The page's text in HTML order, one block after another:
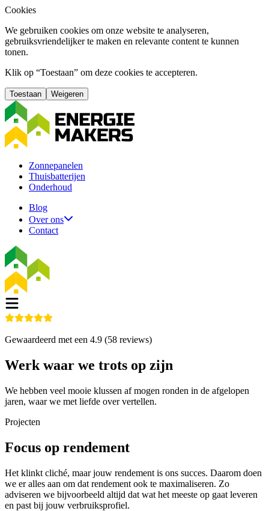
Cookies
We gebruiken cookies om onze website te analyseren,
gebruiksvriendelijker te maken en relevante content te kunnen
tonen.
Klik op “Toestaan” om deze cookies te accepteren.
Toestaan Weigeren
Zonnepanelen
Thuisbatterijen
Onderhoud
Blog
Over ons
Contact
Gewaardeerd met een 4.9 (58 reviews)
Werk waar we trots op zijn
We hebben veel mooie klussen af mogen ronden in de afgelopen
jaren, waar we met liefde over vertellen.
Projecten
Focus op rendement
Het klinkt cliché, maar jouw rendement is ons succes. Daarom doen
we er alles aan om dat rendement ook te maximaliseren. Zo
adviseren we bijvoorbeeld altijd dat wat het meeste op gaat leveren
en past bij jouw verbruiksprofiel.